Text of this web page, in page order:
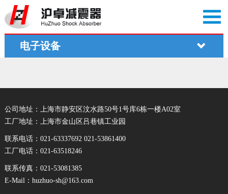
电子设备
公司地址：上海市静安区汶水路50号1号库6栋一楼A02室
工厂地址：上海市金山区吕巷镇工业园
联系电话：021-63337692 021-53861400
工厂电话：021-63518246
联系传真：021-53081385
E-Mail：huzhuo-sh@163.com